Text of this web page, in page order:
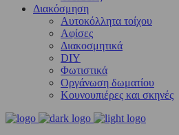
Διακόσμηση
Αυτοκόλλητα τοίχου
Αφίσες
Διακοσμητικά
DIY
Φωτιστικά
Οργάνωση δωματίου
Κουνουπιέρες και σκηνές